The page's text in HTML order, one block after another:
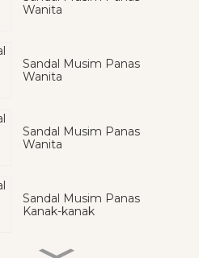
Wanita
Sandal Musim Panas
Wanita
Sandal Musim Panas
Wanita
Sandal Musim Panas
Kanak-kanak